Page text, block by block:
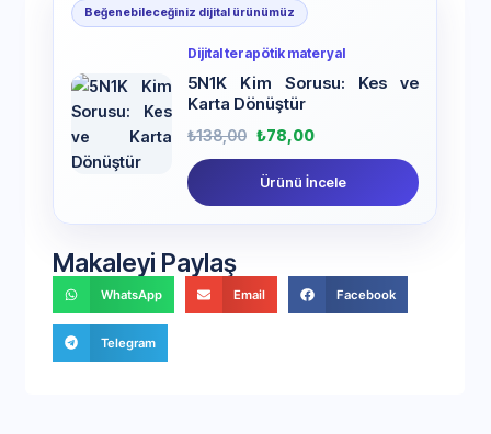
Beğenebileceğiniz dijital ürünümüz
Dijital terapötik materyal
5N1K Kim Sorusu: Kes ve
Karta Dönüştür
₺138,00 ₺78,00
Ürünü İncele
Makaleyi Paylaş
WhatsApp Email Facebook
Telegram